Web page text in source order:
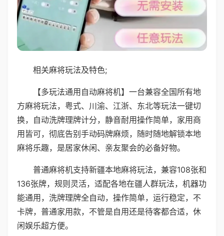
相关麻将玩法及特色;
【多玩法通用自动麻将机】一台兼容全国所有地
方麻将玩法，粤式、川渝、江浙、东北等玩法一键切
换，自动洗牌理牌计分，静音耐用操作简单，家用商
用皆可，彻底告别手动码牌麻烦，随时随地解锁本地
麻将乐趣，是居家休闲、亲友聚会的必备好物。
普通麻将机支持新疆本地麻将玩法，兼容108张和
136张牌，规则灵活，适配各地在疆人群玩法，机器功
能通用，洗牌理牌全自动，操作简单，运行稳定，不
卡牌，普通家用款，不管是自用还是待客都合适，休
闲娱乐超方便。